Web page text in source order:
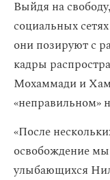
Выйдя на
социальных
они позируют с
кадры
Мохаммади и
«неправильном»
«После
освобождение
улыбающихся